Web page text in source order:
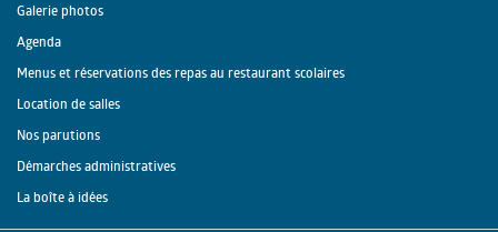
Galerie photos
Agenda
Menus et réservations des repas au restaurant scolaires
Location de salles
Nos parutions
Démarches administratives
La boîte à idées